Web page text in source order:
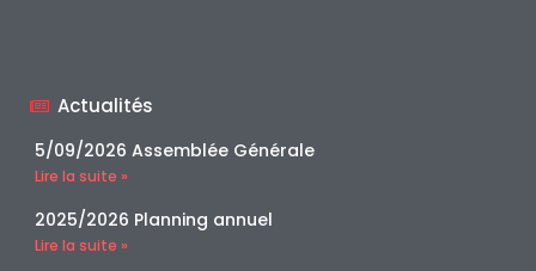
Actualités
5/09/2026 Assemblée Générale
Lire la suite »
2025/2026 Planning annuel
Lire la suite »